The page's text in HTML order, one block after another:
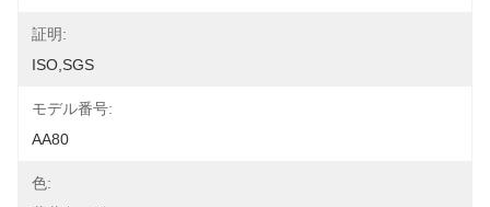
証明:
ISO,SGS
モデル番号:
AA80
色: